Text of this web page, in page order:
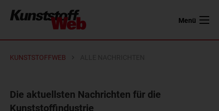
Menü
KUNSTSTOFFWEB
Die aktuellsten Nachrichten für die
Kunststoffindustrie